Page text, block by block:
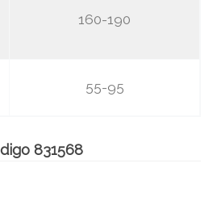
160-190
55-95
831568